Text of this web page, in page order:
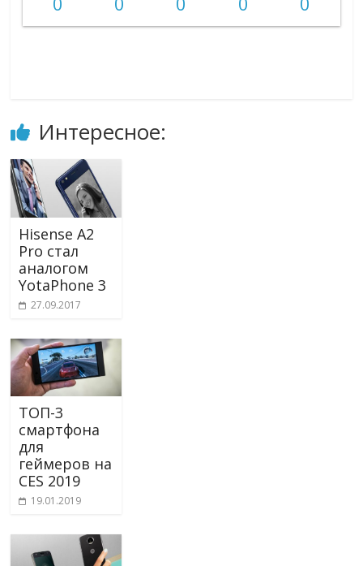
Интересное:
Hisense A2
Pro стал
аналогом
YotaPhone 3
27.09.2017
ТОП-3
смартфона
для
геймеров на
CES 2019
19.01.2019